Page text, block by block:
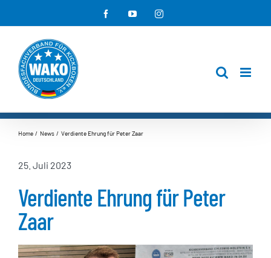
Inhalt
springen
FacebookYouTubeInstagram
Home News Verdiente Ehrung für Peter Zaar
25. Juli 2023
Verdiente Ehrung für Peter
Zaar